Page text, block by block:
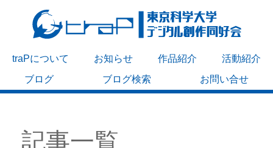
traPについて お知らせ 作品紹介
活動紹介
ブログ
ブログ検索 お問い合せ
記事一覧